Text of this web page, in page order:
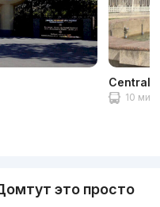
Central
10 мин
это просто